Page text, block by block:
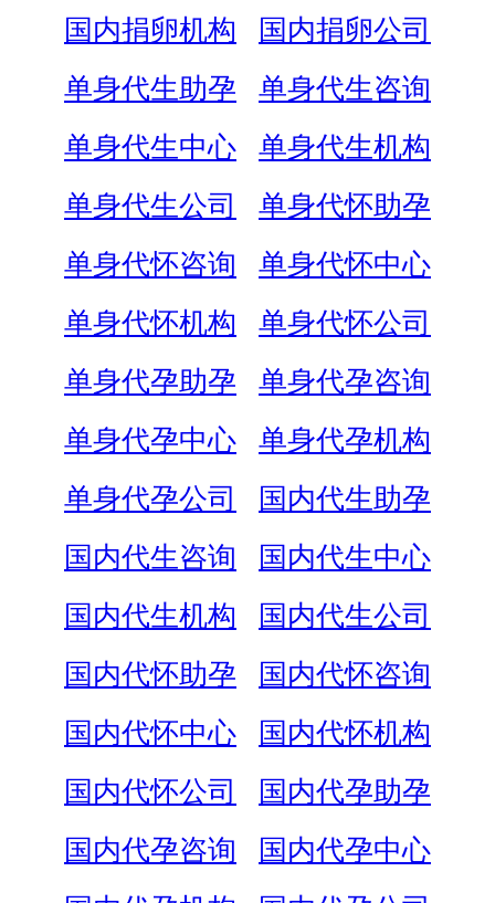
国内捐卵机构
国内捐卵公司
单身代生助孕
单身代生咨询
单身代生中心
单身代生机构
单身代生公司
单身代怀助孕
单身代怀咨询
单身代怀中心
单身代怀机构
单身代怀公司
单身代孕助孕
单身代孕咨询
单身代孕中心
单身代孕机构
单身代孕公司
国内代生助孕
国内代生咨询
国内代生中心
国内代生机构
国内代生公司
国内代怀助孕
国内代怀咨询
国内代怀中心
国内代怀机构
国内代怀公司
国内代孕助孕
国内代孕咨询
国内代孕中心